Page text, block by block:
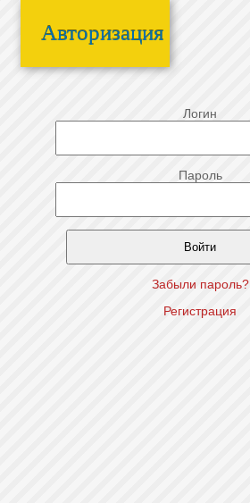
Авторизация
Логин
Пароль
Забыли пароль?
Регистрация